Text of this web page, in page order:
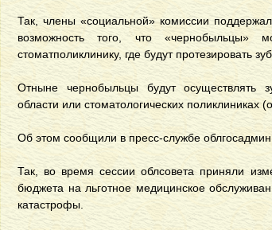
Так, члены «социальной» комиссии
возможность того, что «чернобыльцы»
стоматполиклинику, где будут протезировать
Отныне чернобыльцы будут осуществлять
области или стоматологических поликлиниках
Об этом сообщили в пресс-службе
Так, во время сессии облсовета приняли
бюджета на льготное медицинское
катастрофы.